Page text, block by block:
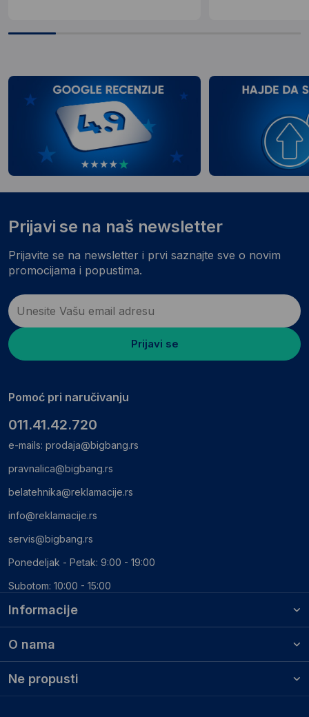
Informacije
O nama
Ne propusti
Prijavi se na naš newsletter
Prijavite se na newsletter i prvi saznajte sve o novim
promocijama i popustima.
Prijavi se
Pomoć pri naručivanju
011.41.42.720
e-mails: prodaja@bigbang.rs
pravnalica@bigbang.rs
belatehnika@reklamacije.rs
info@reklamacije.rs
servis@bigbang.rs
Ponedeljak - Petak: 9:00 - 19:00
Subotom: 10:00 - 15:00